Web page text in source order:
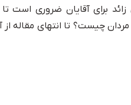
برای آقایان ضروری است
چیست؟ تا انتهای مقاله از